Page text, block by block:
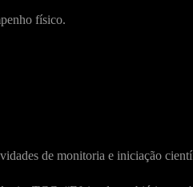
físico.
de monitoria e iniciação